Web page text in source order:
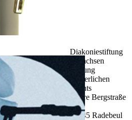
Diakoniestiftung
in Sachsen
Stiftung
bürgerlichen
Rechts
Obere Bergstraße
1
01445 Radebeul